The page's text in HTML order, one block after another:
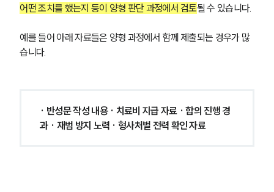
어떤 조치를 했는지 등이 양형 판단 과정에서 검토될 수 있습니다.
예를 들어 아래 자료들은 양형 과정에서 함께 제출되는 경우가 많
습니다.
· 반성문 작성 내용 · 치료비 지급 자료 · 합의 진행 경
과 · 재범 방지 노력 · 형사처벌 전력 확인 자료